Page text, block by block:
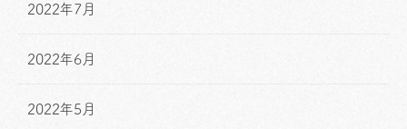
2022年7月
2022年6月
2022年5月